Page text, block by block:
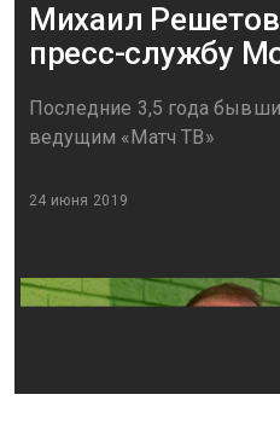
Михаил
пресс-службу
Последние 3,5 года
ведущим «Матч ТВ»
24 июня 2019